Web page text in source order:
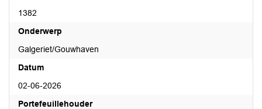
1382
Onderwerp
Galgeriet/Gouwhaven
Datum
02-06-2026
Portefeuillehouder